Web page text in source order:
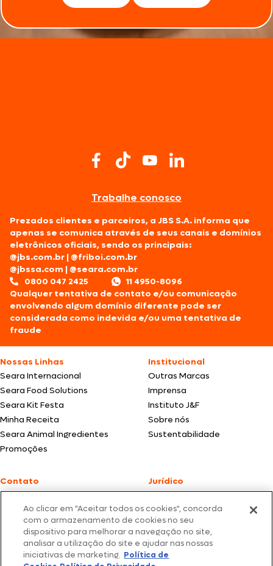
Trabalhe conosco
Prezados clientes e parceiros, a JBS S.A. informa que
apenas se comunica através de seus canais e domínios
eletrônicos oficiais, sendo os principais:
@jbs.com.br |@friboi.com.br
@jbssa.com |@seara.com.br
0800 047 2425
11 4950-8096
Qualquer tentativa de contato e/ou comunicação
envolvendo algum domínio diferente pode ser
considerada como indevida e/ou uma tentativa de
fraude
Nossas Linhas
Seara Internacional
Seara Food Solutions
Seara Kit Festa
Minha Receita
Seara Animal Ingredientes
Promoções
Institucional
Outras Marcas
Imprensa
Instituto J&F
Sobre nós
Sustentabilidade
Contato
Fale Conosco
SAC: +55 0800 047 2425
Jurídico
Política de cookies
Política de privacidade
Fotos meramente ilustrativas | Ofertas válidas enquanto durarem os
estoques dos nossos parceiros | Vendas sujeitas a análise e confirmação
de dados.
Ao clicar em "Aceitar todos os cookies", concorda
com o armazenamento de cookies no seu
dispositivo para melhorar a navegação no site,
analisar a utilização do site e ajudar nas nossas
iniciativas de marketing. Política de